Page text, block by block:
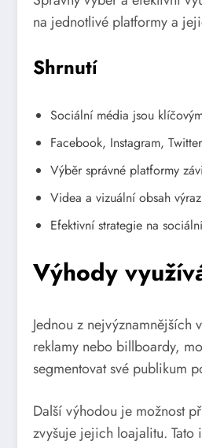
na jednotlivé platformy a
Shrnutí
Sociální média jsou
Facebook, Instagram,
Výběr správné platformy
Videa a vizuální obsah
Efektivní strategie na
Výhody
Jednou z
reklamy nebo billboardy,
segmentovat své publikum
Další výhodou je možnost
zvyšuje jejich loajalitu. Tato